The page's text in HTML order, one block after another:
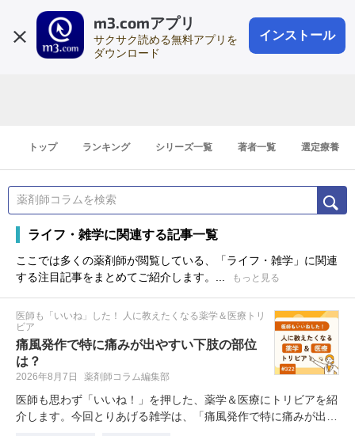
m3.comアプリ
サクサク読める無料アプリを
ダウンロード
インストール
会員登録
登録1分
トップ ランキング シリーズ一覧 著者一覧 選定療養
ライフ・雑学に関連する記事一覧
ここでは多くの薬剤師が閲覧している、「ライフ・雑学」に関連
する注目記事をまとめてご紹介します。...
もっと見る
医師も「いいね」した！ 人に教えたくなる薬学＆医療トリ
ビア
痛風発作で特に痛みが出やすい下肢の部位
は？
2026年8月7日 薬剤師コラム編集部
医師も思わず「いいね！」を押した、薬学＆医療にトリビアを紹
介します。今回とりあげる雑学は、「痛風発作で特に痛みが出や